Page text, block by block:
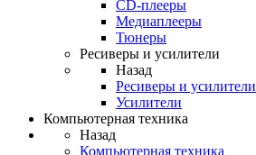
CD-плееры
Медиаплееры
Тюнеры
Ресиверы и усилители
Назад
Ресиверы и усилители
Усилители
Компьютерная техника
Назад
Компьютерная техника